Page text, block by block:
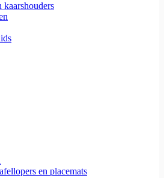
kaarshouders
en placemats